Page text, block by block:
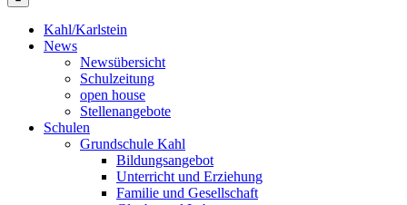
Kahl/Karlstein
News
Newsübersicht
Schulzeitung
open house
Stellenangebote
Schulen
Grundschule Kahl
Bildungsangebot
Unterricht und Erziehung
Familie und Gesellschaft